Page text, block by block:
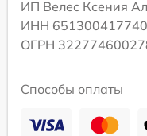
ИП Велес Ксения
ИНН 651300417740
ОГРН
Способы оплаты